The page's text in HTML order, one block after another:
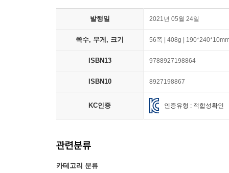
발행일 2021년 05월 24일
쪽수, 무게, 크기 56쪽 | 408g |
ISBN13 9788927198864
ISBN10 8927198867
KC인증 인증유형 : 적합성확인
관련분류
카테고리 분류